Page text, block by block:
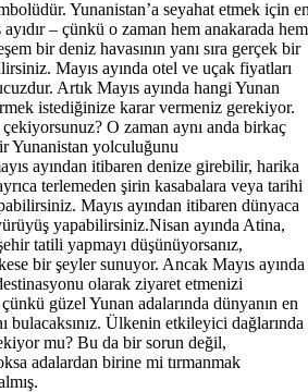
Yunanistan’a seyahat etmek için
– çünkü o zaman hem anakarada hem
bir deniz havasının yanı sıra gerçek bir
Mayıs ayında otel ve uçak fiyatları
Artık Mayıs ayında hangi Yunan
istediğinize karar vermeniz gerekiyor.
O zaman aynı anda birkaç
Yunanistan yolculuğunu
ayından itibaren denize girebilir, harika
terlemeden şirin kasabalara veya tarihi
Mayıs ayından itibaren dünyaca
yapabilirsiniz.Nisan ayında Atina,
tatili yapmayı düşünüyorsanız,
bir şeyler sunuyor. Ancak Mayıs ayında
olarak ziyaret etmenizi
güzel Yunan adalarında dünyanın en
bulacaksınız. Ülkenin etkileyici dağlarında
mu? Bu da bir sorun değil,
adalardan birine mi tırmanmak